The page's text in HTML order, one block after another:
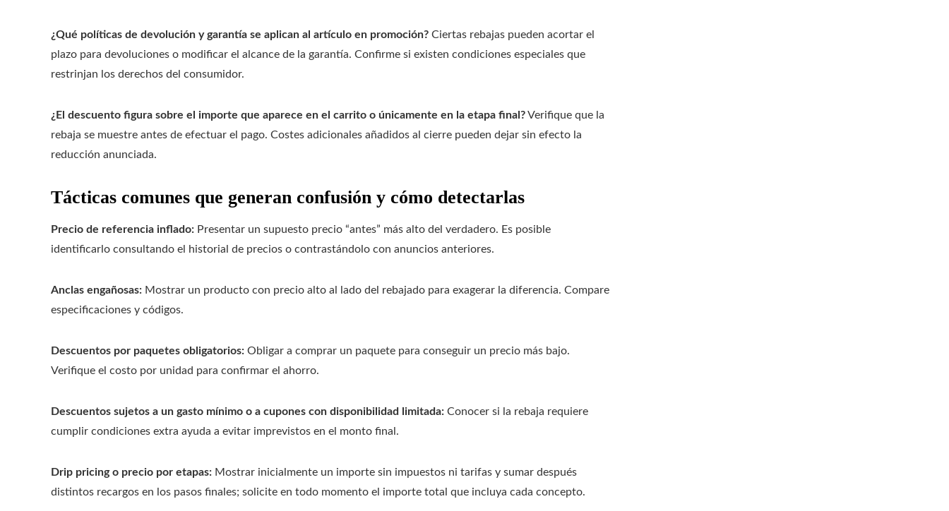
¿Qué políticas de devolución y garantía se aplican al artículo en promoción? Ciertas rebajas pueden acortar el
plazo para devoluciones o modificar el alcance de la garantía. Confirme si existen condiciones especiales que
restrinjan los derechos del consumidor.
¿El descuento figura sobre el importe que aparece en el carrito o únicamente en la etapa final?Verifique que la
rebaja se muestre antes de efectuar el pago. Costes adicionales añadidos al cierre pueden dejar sin efecto la
reducción anunciada.
Tácticas comunes que generan confusión y cómo detectarlas
Precio de referencia inflado: Presentar un supuesto precio “antes” más alto del verdadero. Es posible
identificarlo consultando el historial de precios o contrastándolo con anuncios anteriores.
Anclas engañosas: Mostrar un producto con precio alto al lado del rebajado para exagerar la diferencia. Compare
especificaciones y códigos.
Descuentos por paquetes obligatorios: Obligar a comprar un paquete para conseguir un precio más bajo.
Verifique el costo por unidad para confirmar el ahorro.
Descuentos sujetos a un gasto mínimo o a cupones con disponibilidad limitada: Conocer si la rebaja requiere
cumplir condiciones extra ayuda a evitar imprevistos en el monto final.
Drip pricing o precio por etapas: Mostrar inicialmente un importe sin impuestos ni tarifas y sumar después
distintos recargos en los pasos finales; solicite en todo momento el importe total que incluya cada concepto.